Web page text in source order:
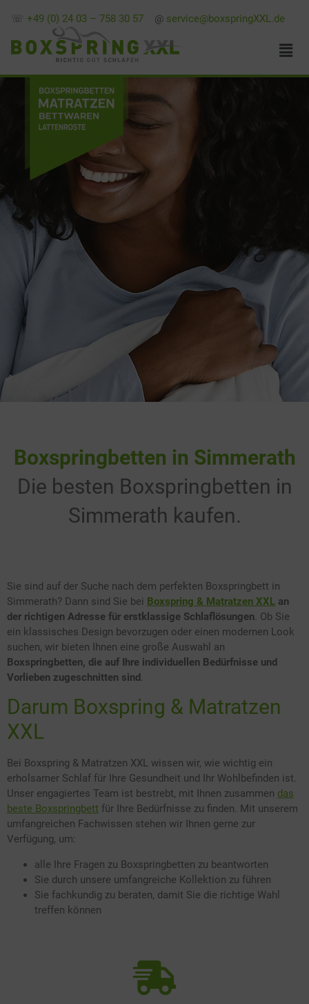
☏ +49 (0) 24 03 – 758 30 57 @ service@boxspringXXL.de
Boxspringbetten in Simmerath
Die besten Boxspringbetten in
Simmerath kaufen.
Sie sind auf der Suche nach dem perfekten Boxspringbett in
Simmerath? Dann sind Sie bei Boxspring & Matratzen XXL an
der richtigen Adresse für erstklassige Schlaflösungen. Ob Sie
ein klassisches Design bevorzugen oder einen modernen Look
suchen, wir bieten Ihnen eine große Auswahl an
Boxspringbetten, die auf Ihre individuellen Bedürfnisse und
Vorlieben zugeschnitten sind.
Darum Boxspring & Matratzen
XXL
Bei Boxspring & Matratzen XXL wissen wir, wie wichtig ein
erholsamer Schlaf für Ihre Gesundheit und Ihr Wohlbefinden ist.
Unser engagiertes Team ist bestrebt, mit Ihnen zusammen das
beste Boxspringbett für Ihre Bedürfnisse zu finden. Mit unserem
umfangreichen Fachwissen stehen wir Ihnen gerne zur
Verfügung, um:
alle Ihre Fragen zu Boxspringbetten zu beantworten
Sie durch unsere umfangreiche Kollektion zu führen
Sie fachkundig zu beraten, damit Sie die richtige Wahl
treffen können